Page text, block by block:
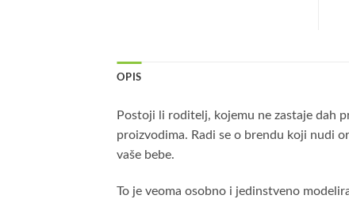
OPIS
Postoji li roditelj, kojemu ne zastaje dah
proizvodima. Radi se o brendu koji nudi
vaše bebe.
To je veoma osobno i jedinstveno